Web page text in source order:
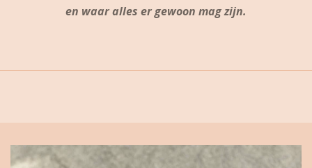
en waar alles er gewoon mag zijn.